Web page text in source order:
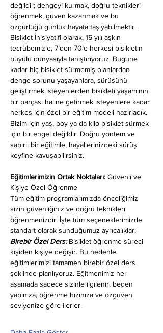
değildir; dengeyi kurmak, doğru teknikleri
öğrenmek, güven kazanmak ve bu
özgürlüğü günlük hayata taşıyabilmektir.
Bisiklet İnisiyatifi olarak, 15 yılı aşkın
tecrübemizle, 7’den 70’e herkesi bisikletin
büyülü dünyasıyla tanıştırıyoruz. Bugüne
kadar hiç bisiklet sürmemiş olanlardan
denge sorunu yaşayanlara, sürüşünü
geliştirmek isteyenlerden bisikleti yaşamının
bir parçası haline getirmek isteyenlere kadar
herkes için özel bir eğitim modeli hazırladık.
Bizim için yaş, boy ya da kilo bisiklet sürmek
için bir engel değildir. Doğru yöntem ve
sabırlı bir eğitimle, hayallerinizdeki sürüş
keyfine kavuşabilirsiniz.
Eğitimlerimizin Ortak Noktaları: Güvenli ve
Kişiye Özel Öğrenme
Tüm eğitim programlarımızda önceliğimiz
sizin güvenliğiniz ve doğru teknikleri
öğrenmenizdir. İşte tüm seçeneklerimizde
standart olarak sunduğumuz ayrıcalıklar:
Birebir Özel Ders: Bisiklet öğrenme süreci
kişiden kişiye değişir. Bu nedenle
eğitimlerimizi tamamen birebir özel ders
şeklinde planlıyoruz. Eğitmenimiz her
aşamada sadece sizinle ilgilenir, beden
yapınıza, öğrenme hızınıza ve özgüven
seviyenize göre ilerler.